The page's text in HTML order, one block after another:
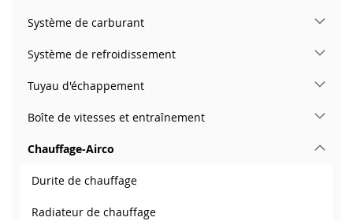
Système de carburant
Système de refroidissement
Tuyau d'échappement
Boîte de vitesses et entraînement
Chauffage-Airco
Durite de chauffage
Radiateur de chauffage